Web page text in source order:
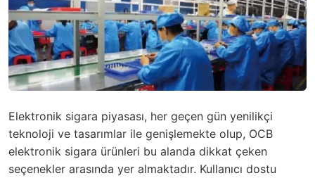
Elektronik sigara piyasası, her geçen gün yenilikçi
teknoloji ve tasarımlar ile genişlemekte olup, OCB
elektronik sigara ürünleri bu alanda dikkat çeken
seçenekler arasında yer almaktadır. Kullanıcı dostu